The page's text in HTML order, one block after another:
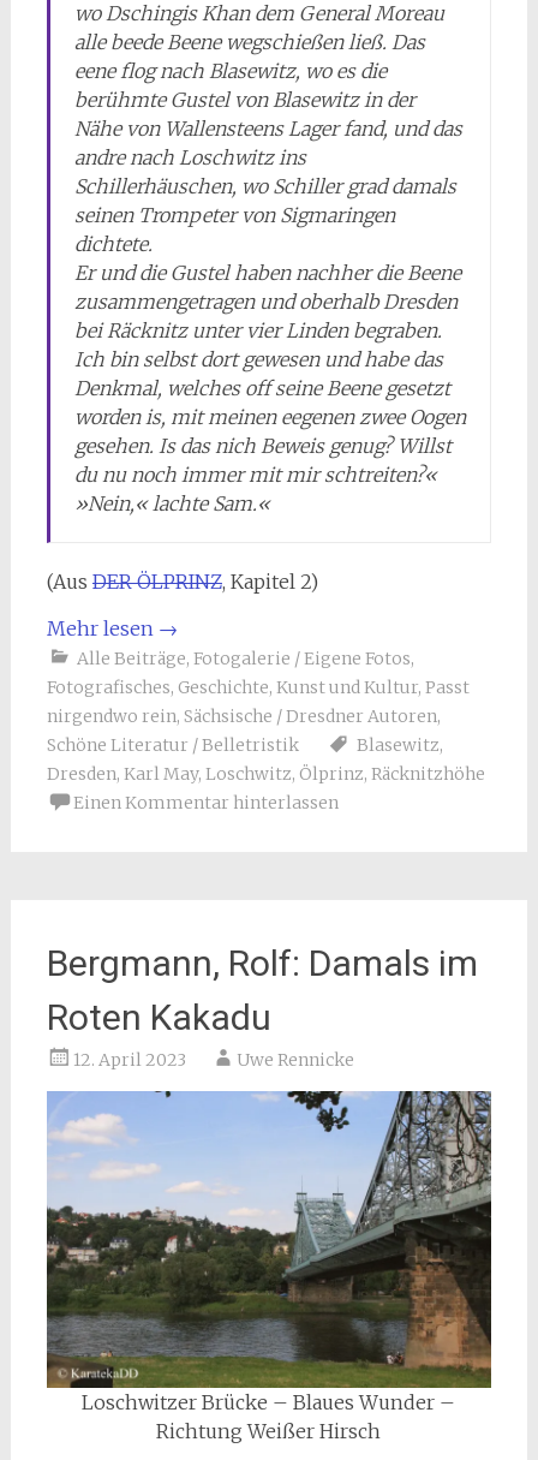
wo Dschingis Khan dem General Moreau
alle beede Beene wegschießen ließ. Das
eene flog nach Blasewitz, wo es die
berühmte Gustel von Blasewitz in der
Nähe von Wallensteens Lager fand, und das
andre nach Loschwitz ins
Schillerhäuschen, wo Schiller grad damals
seinen Trompeter von Sigmaringen
dichtete.
Er und die Gustel haben nachher die Beene
zusammengetragen und oberhalb Dresden
bei Räcknitz unter vier Linden begraben.
Ich bin selbst dort gewesen und habe das
Denkmal, welches off seine Beene gesetzt
worden is, mit meinen eegenen zwee Oogen
gesehen. Is das nich Beweis genug? Willst
du nu noch immer mit mir schtreiten?«
»Nein,« lachte Sam.«
(Aus DER ÖLPRINZ, Kapitel 2)
Mehr lesen →
Alle Beiträge, Fotogalerie / Eigene Fotos,
Fotografisches, Geschichte, Kunst und Kultur, Passt
nirgendwo rein, Sächsische / Dresdner Autoren,
Schöne Literatur / Belletristik
Blasewitz,
Dresden, Karl May, Loschwitz, Ölprinz, Räcknitzhöhe
Einen Kommentar hinterlassen
Bergmann, Rolf: Damals im
Roten Kakadu
12. April 2023 Uwe Rennicke
Loschwitzer Brücke – Blaues Wunder –
Richtung Weißer Hirsch